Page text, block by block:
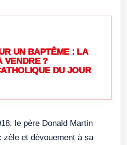
UN BAPTÊME : LA
VENDRE ?
DU JOUR
le père Donald Martin
zèle et dévouement à sa